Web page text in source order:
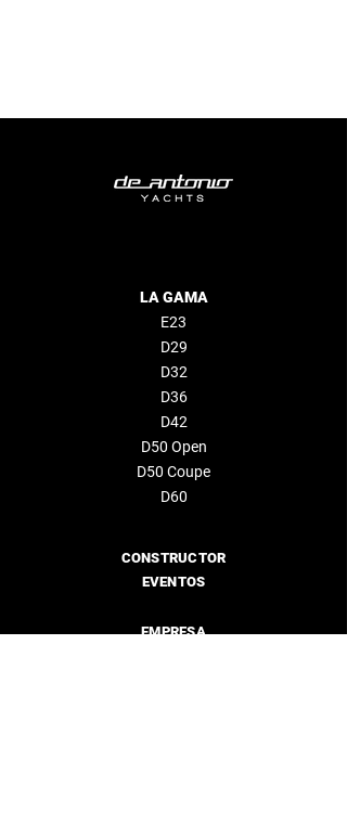
LA GAMA
E23
D29
D32
D36
D42
D50 Open
D50 Coupe
D60
CONSTRUCTOR
EVENTOS
EMPRESA